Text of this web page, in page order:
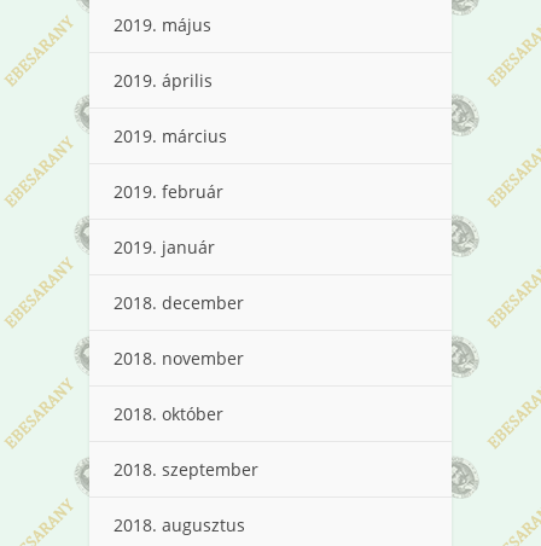
2019. május
2019. április
2019. március
2019. február
2019. január
2018. december
2018. november
2018. október
2018. szeptember
2018. augusztus